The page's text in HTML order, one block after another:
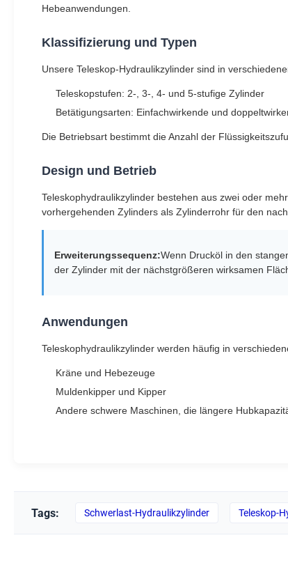
Hebeanwendungen.
Klassifizierung und Typen
Unsere Teleskop-Hydraulikzylinder sind in
Teleskopstufen: 2-, 3-, 4- und 5-stufige Zylinder
Betätigungsarten: Einfachwirkende und
Die Betriebsart bestimmt die Anzahl der
Design und Betrieb
Teleskophydraulikzylinder bestehen aus zwei oder
vorhergehenden Zylinders als Zylinderrohr für den
Erweiterungssequenz:Wenn Drucköl in den
der Zylinder mit der nächstgrößeren wirksamen
Anwendungen
Teleskophydraulikzylinder werden häufig in
Kräne und Hebezeuge
Muldenkipper und Kipper
Andere schwere Maschinen, die längere
Tags: Schwerlast-Hydraulikzylinder Teleskop-